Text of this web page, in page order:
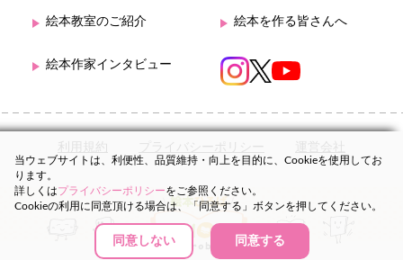
絵本教室のご紹介 絵本を作る皆さんへ
絵本作家インタビュー
利用規約 プライバシーポリシー 運営会社
当ウェブサイトは、利便性、品質維持・向上を目的に、Cookieを使用してお
ります。
詳しくはプライバシーポリシーをご参照ください。
Cookieの利用に同意頂ける場合は、「同意する」ボタンを押してください。
同意しない 同意する